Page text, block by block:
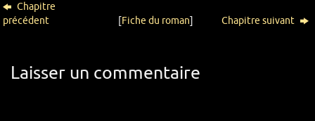
Chapitre
précédent
[Fiche du roman] Chapitre suivant
Laisser un commentaire